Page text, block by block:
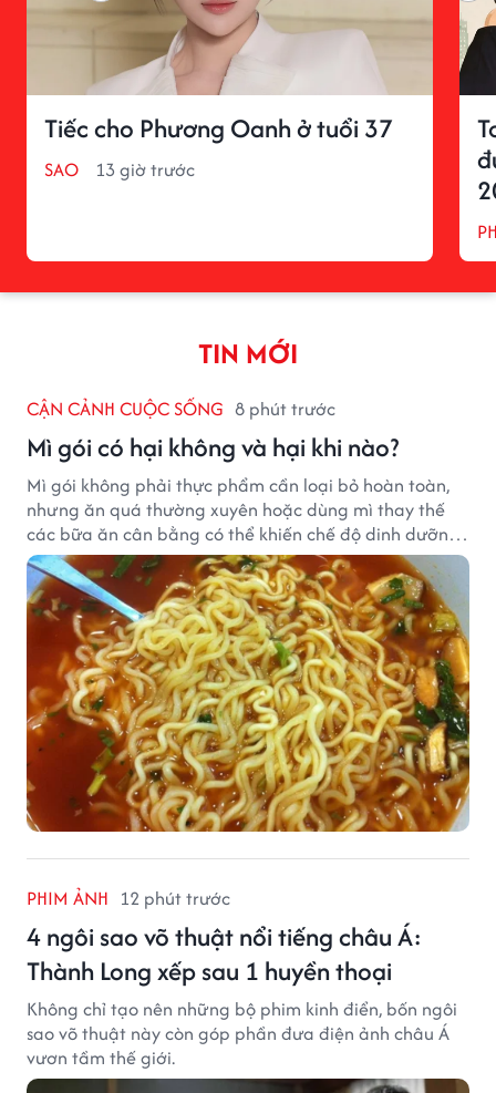
Tiếc cho Phương Oanh ở tuổi 37
SAO 13 giờ trước
TIN MỚI
CẬN CẢNH CUỘC SỐNG 8 phút trước
Mì gói có hại không và hại khi nào?
Mì gói không phải thực phẩm cần loại bỏ hoàn toàn,
nhưng ăn quá thường xuyên hoặc dùng mì thay thế
các bữa ăn cân bằng có thể khiến chế độ dinh dưỡng
mất cân đối.
PHIM ẢNH 12 phút trước
4 ngôi sao võ thuật nổi tiếng châu Á:
Thành Long xếp sau 1 huyền thoại
Không chỉ tạo nên những bộ phim kinh điển, bốn ngôi
sao võ thuật này còn góp phần đưa điện ảnh châu Á
vươn tầm thế giới.